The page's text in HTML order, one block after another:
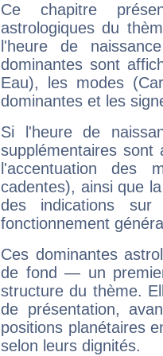
Ce chapitre
astrologiques du
l'heure de
dominantes sont
Eau), les modes
dominantes et les
Si l'heure de
supplémentaires sont
l'accentuation des
cadentes), ainsi que
des indications sur
fonctionnement
Ces dominantes
de fond — un
structure du thème.
de présentation,
positions planétaires
selon leurs dignités.